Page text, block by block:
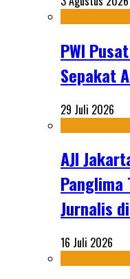
PWI
Sepakat
29 Juli 2026
AJI
Panglima
Jurnalis
16 Juli 2026